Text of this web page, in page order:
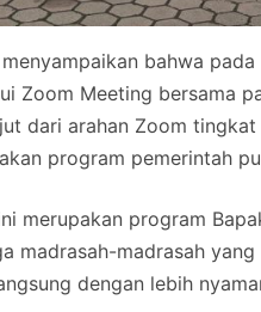
bahwa
Zoom Meeting bersama
dari arahan Zoom
program pemerintah
merupakan program
madrasah-madrasah
dengan lebih